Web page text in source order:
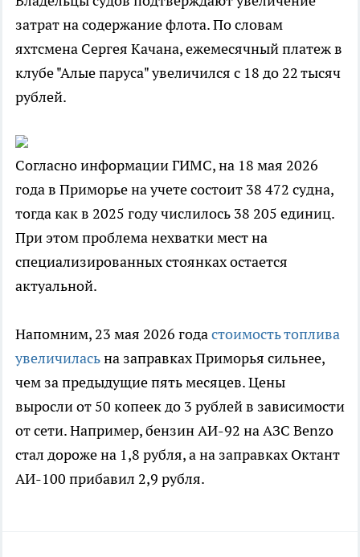
затрат на содержание флота. По словам
яхтсмена Сергея Качана, ежемесячный платеж в
клубе "Алые паруса" увеличился с 18 до 22 тысяч
рублей.
Согласно информации ГИМС, на 18 мая 2026
года в Приморье на учете состоит 38 472 судна,
тогда как в 2025 году числилось 38 205 единиц.
При этом проблема нехватки мест на
специализированных стоянках остается
актуальной.
Напомним, 23 мая 2026 годастоимость топлива
увеличиласьна заправках Приморья сильнее,
чем за предыдущие пять месяцев. Цены
выросли от 50 копеек до 3 рублей в зависимости
от сети. Например, бензин АИ-92 на АЗС Benzo
стал дороже на 1,8 рубля, а на заправках Октант
АИ-100 прибавил 2,9 рубля.